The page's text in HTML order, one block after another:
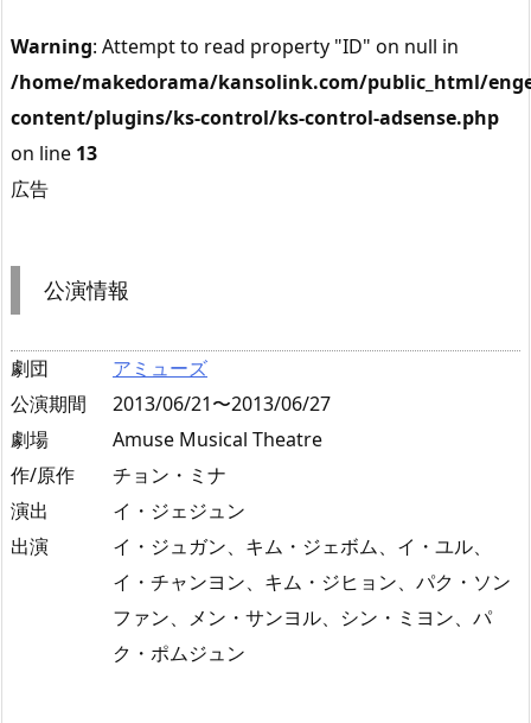
Warning: Attempt to read property "ID" on null in
/home/makedorama/kansolink.com/public_html/
content/plugins/ks-control/ks-control-adsense.php
on line 13
広告
公演情報
劇団
アミューズ
公演期間
2013/06/21〜2013/06/27
劇場
Amuse Musical Theatre
作/原作
チョン・ミナ
演出
イ・ジェジュン
出演
イ・ジュガン、キム・ジェボム、イ・ユル、
イ・チャンヨン、キム・ジヒョン、パク・ソン
ファン、メン・サンヨル、シン・ミヨン、パ
ク・ポムジュン